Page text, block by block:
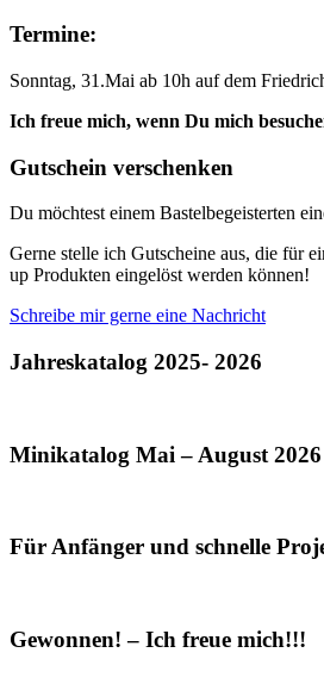
Termine:
Sonntag, 31.Mai ab 10h auf dem
Ich freue mich, wenn Du mich
Gutschein verschenken
Du möchtest einem Bastelbegeisterten
Gerne stelle ich Gutscheine aus, die für
up Produkten eingelöst werden können!
Schreibe mir gerne eine Nachricht
Jahreskatalog 2025- 2026
Minikatalog Mai – August 2026
Für Anfänger und schnelle
Gewonnen! – Ich freue mich!!!